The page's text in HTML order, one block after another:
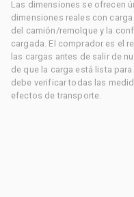
Las dimensiones se ofrecen
dimensiones reales con
del camión/remolque y la
cargada. El comprador es el
las cargas antes de salir de
de que la carga está lista
debe verificar todas las
efectos de transporte.